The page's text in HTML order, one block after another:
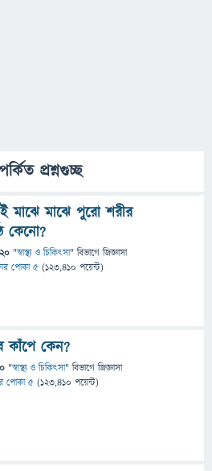
প্রশ্নগুচ্ছ
মাঝে মাঝে পুরো শরীর
কেনো?
"স্বাস্থ্য ও চিকিৎসা" বিভাগে জিজ্ঞাসা
পোকা ৫ (123,410 পয়েন্ট)
কাঁপে কেন?
"স্বাস্থ্য ও চিকিৎসা" বিভাগে জিজ্ঞাসা
পোকা ৫ (123,410 পয়েন্ট)